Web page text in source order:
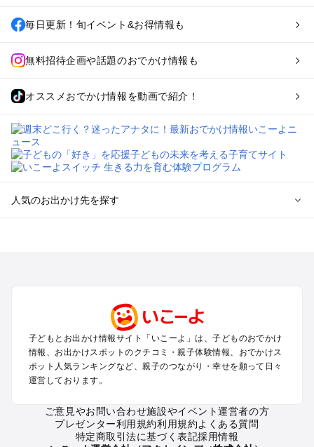
毎日更新！旬イベント&お得情報も
無料招待企画や話題のおでかけ情報も
オススメおでかけ情報を動画で紹介！
人気のお出かけ先を探す
関西のプールおでかけ
中国･四国のプールおでかけ
九州･沖縄のプールおでかけ
定番お出かけスポット
子どもとお出かけ情報サイト「いこーよ」は、子どものおでかけ
情報、お出かけスポットのクチコミ・親子体験情報、おでかけス
ポット人気ランキングなど、親子のつながり・幸せを願って日々
運営しております。
ご意見やお問い合わせ施設やイベント運営者の方
プレゼンター利用規約利用規約よくある質問
特定商取引法に基づく表記採用情報